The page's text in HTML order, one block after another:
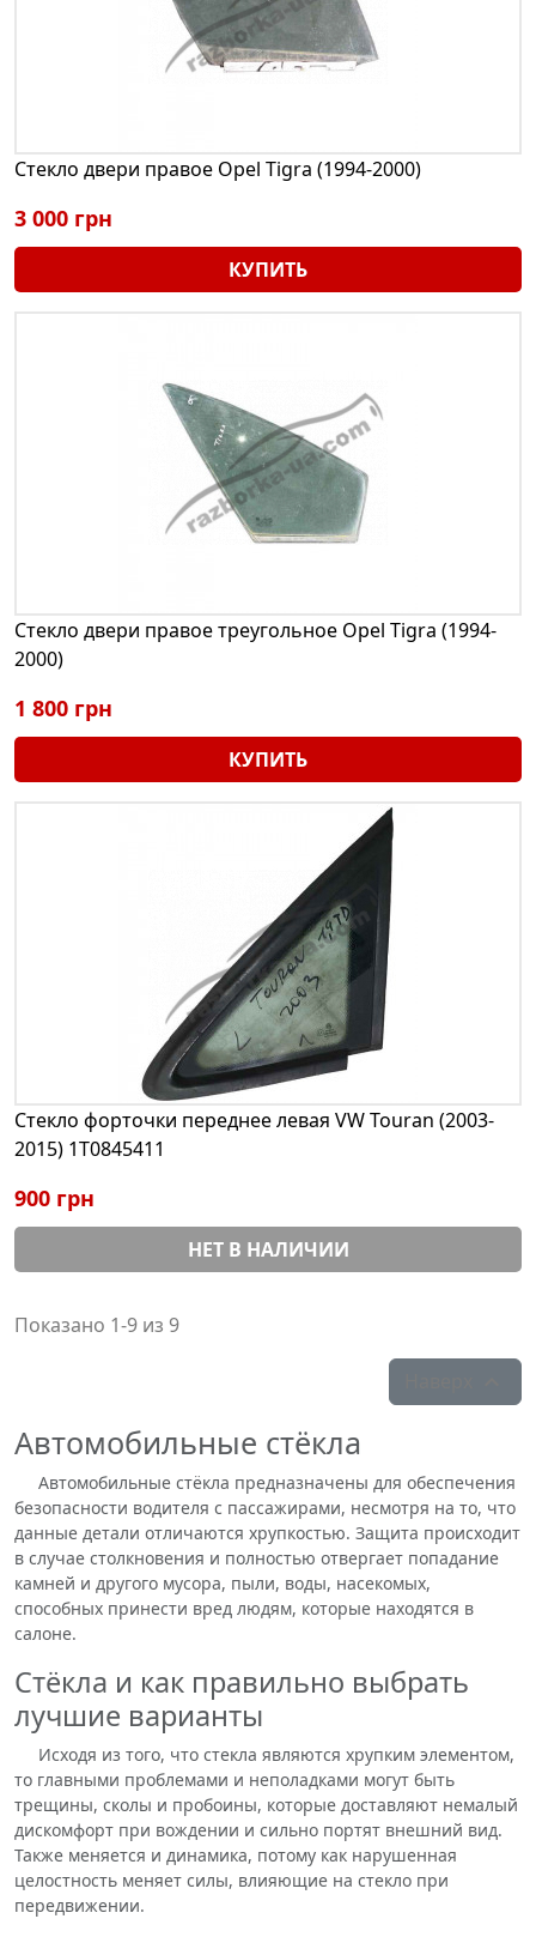
Стекло двери правое Opel Tigra (1994-2000)
3 000 грн
КУПИТЬ
Стекло двери правое треугольное Opel Tigra (1994-
2000)
1 800 грн
КУПИТЬ
Стекло форточки переднее левая VW Touran (2003-
2015) 1T0845411
900 грн
НЕТ В НАЛИЧИИ
Показано 1-9 из 9
Автомобильные стёкла
Автомобильные стёкла предназначены для обеспечения
безопасности водителя с пассажирами, несмотря на то, что
данные детали отличаются хрупкостью. Защита происходит
в случае столкновения и полностью отвергает попадание
камней и другого мусора, пыли, воды, насекомых,
способных принести вред людям, которые находятся в
салоне.
Стёкла и как правильно выбрать
лучшие варианты
Исходя из того, что стекла являются хрупким элементом,
то главными проблемами и неполадками могут быть
трещины, сколы и пробоины, которые доставляют немалый
дискомфорт при вождении и сильно портят внешний вид.
Также меняется и динамика, потому как нарушенная
целостность меняет силы, влияющие на стекло при
передвижении.